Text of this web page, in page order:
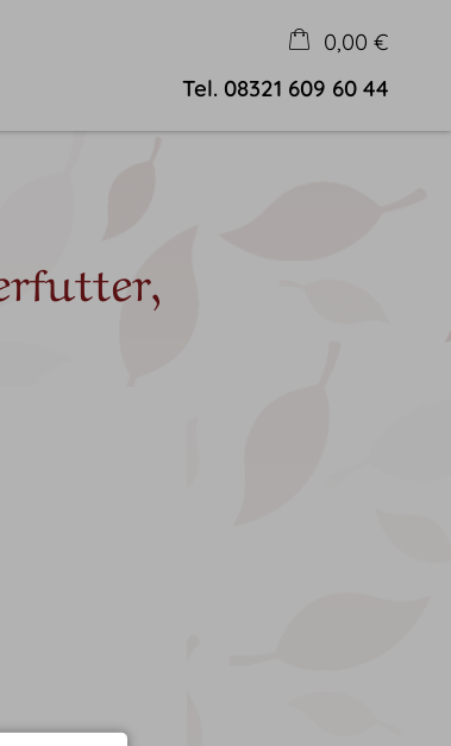
Tel. 08321 609 60 44
0,00 €
×
ist leer